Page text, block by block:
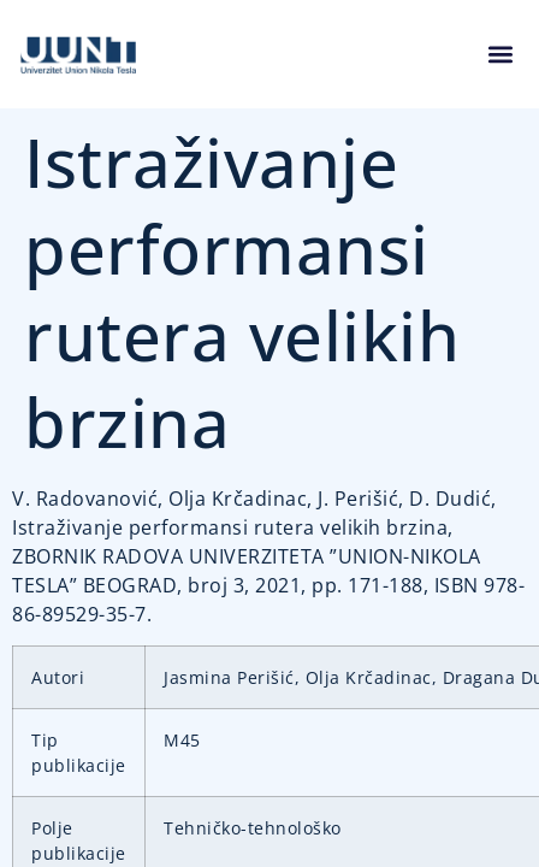
Istraživanje
performansi
rutera velikih
brzina
V. Radovanović, Olja Krčadinac, J. Perišić, D. Dudić,
Istraživanje performansi rutera velikih brzina,
ZBORNIK RADOVA UNIVERZITETA ”UNION-NIKOLA
TESLA” BEOGRAD, broj 3, 2021, pp. 171-188, ISBN 978-
86-89529-35-7.
Autori Jasmina Perišić, Olja Krčadinac, Dragana
Tip
publikacije
M45
Polje
publikacije
Tehničko-tehnološko